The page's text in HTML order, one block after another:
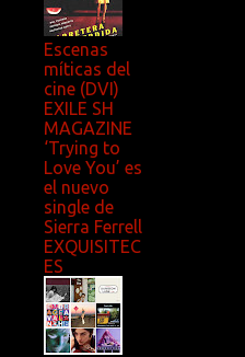
Escenas
míticas del
cine (DVI)
EXILE SH
MAGAZINE
‘Trying to
Love You’ es
el nuevo
single de
Sierra Ferrell
EXQUISITEC
ES